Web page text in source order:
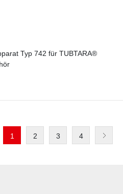
Typ 742 für TUBTARA®
1 2 3 4